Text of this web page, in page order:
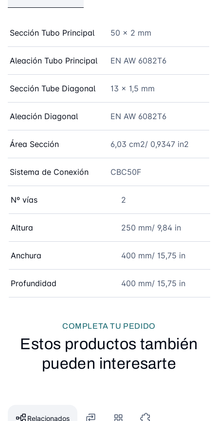
Sección Tubo Principal 50 x 2 mm
Aleación Tubo Principal EN AW 6082T6
Sección Tube Diagonal 13 x 1,5 mm
Aleación Diagonal EN AW 6082T6
Área Sección 6,03 cm2/ 0,9347 in2
Sistema de Conexión CBC50F
Nº vías 2
Altura 250 mm/ 9,84 in
Anchura 400 mm/ 15,75 in
Profundidad 400 mm/ 15,75 in
COMPLETA TU PEDIDO
Estos productos también
pueden interesarte
Relacionados